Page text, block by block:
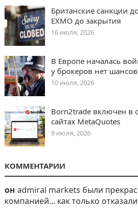
Британские санкции
EXMO до закрытия
16 июля, 2026
В Европе началась
у брокеров нет шансов
10 июля, 2026
Born2trade включен в
сайтах MetaQuotes
9 июля, 2026
КОММЕНТАРИИ
он admiral markets были
компанией... как только